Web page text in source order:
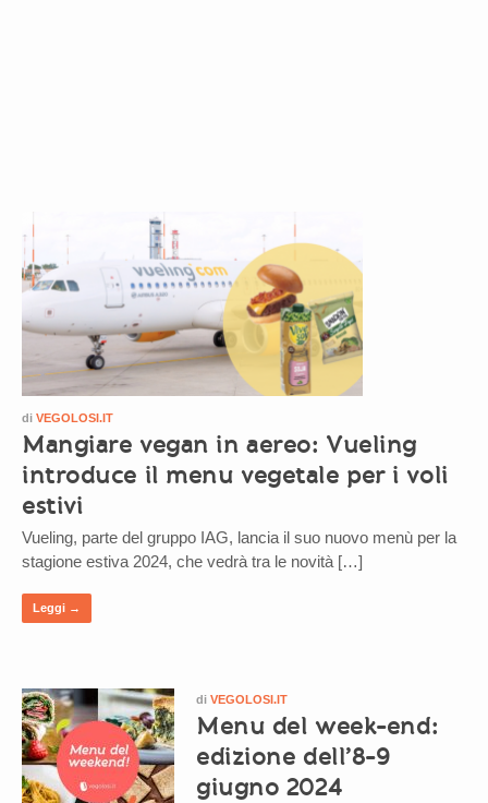
di VEGOLOSI.IT
Mangiare vegan in aereo: Vueling
introduce il menu vegetale per i voli
estivi
Vueling, parte del gruppo IAG, lancia il suo nuovo menù per la
stagione estiva 2024, che vedrà tra le novità […]
Leggi →
di VEGOLOSI.IT
Menu del week-end:
edizione dell’8-9
giugno 2024